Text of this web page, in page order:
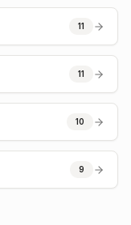
11
11
10
9